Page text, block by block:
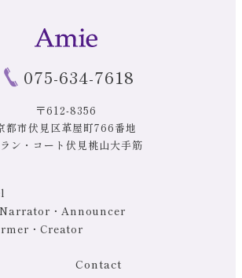
075-634-7618
〒612-8356
都市伏見区革屋町766番地
ン・コート伏見桃山大手筋
・Announcer
・Creator
Contact